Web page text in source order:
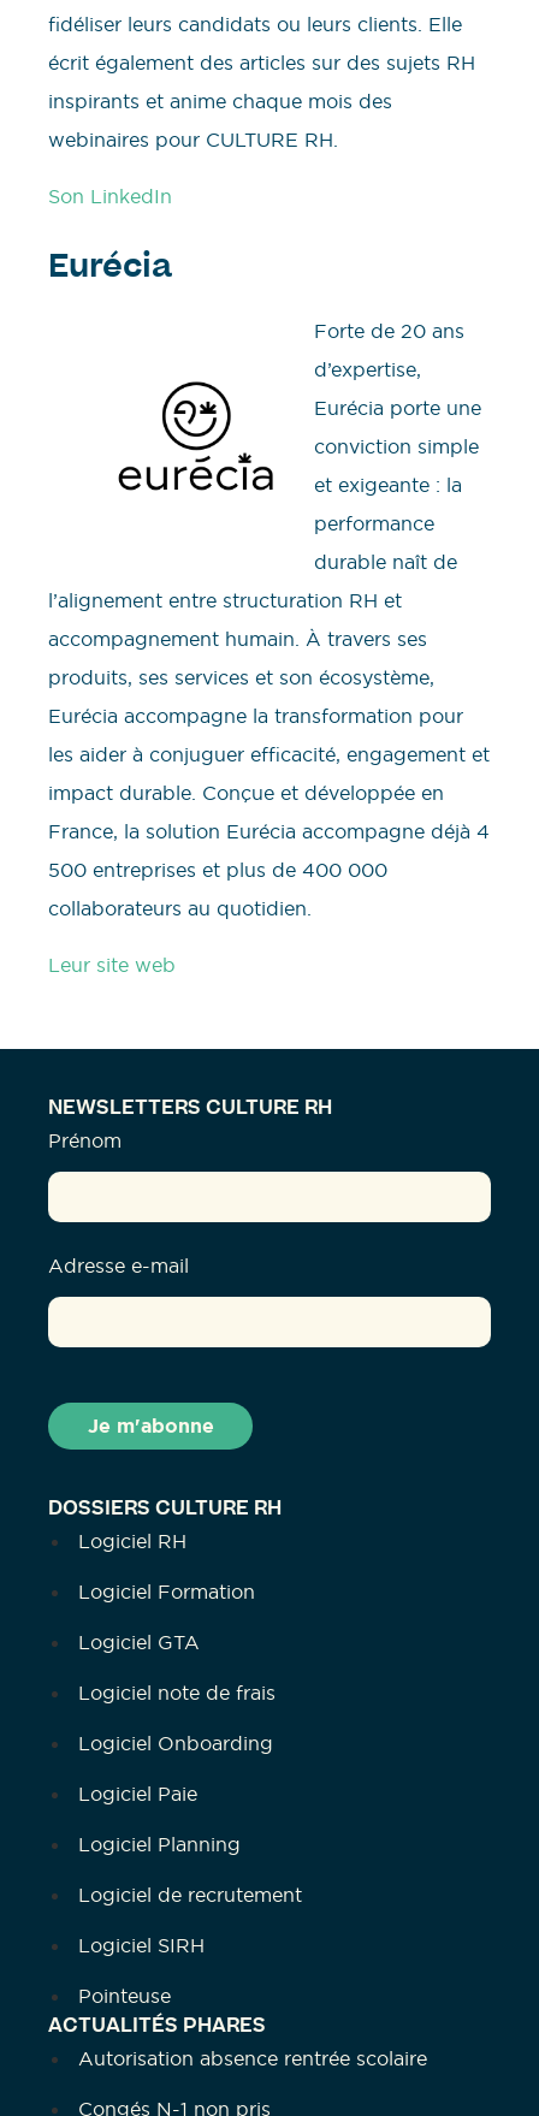
fidéliser leurs candidats ou leurs clients. Elle
écrit également des articles sur des sujets RH
inspirants et anime chaque mois des
webinaires pour CULTURE RH.
Son LinkedIn
Eurécia
Forte de 20 ans
d’expertise,
Eurécia porte une
conviction simple
et exigeante : la
performance
durable naît de
l’alignement entre structuration RH et
accompagnement humain. À travers ses
produits, ses services et son écosystème,
Eurécia accompagne la transformation pour
les aider à conjuguer efficacité, engagement et
impact durable. Conçue et développée en
France, la solution Eurécia accompagne déjà 4
500 entreprises et plus de 400 000
collaborateurs au quotidien.
Leur site web
DOSSIERS CULTURE RH
Logiciel RH
Logiciel Formation
Logiciel GTA
Logiciel note de frais
Logiciel Onboarding
Logiciel Paie
Logiciel Planning
Logiciel de recrutement
Logiciel SIRH
Pointeuse
ACTUALITÉS PHARES
Autorisation absence rentrée scolaire
Congés N-1 non pris
NEWSLETTERS CULTURE RH
Prénom
Adresse e-mail